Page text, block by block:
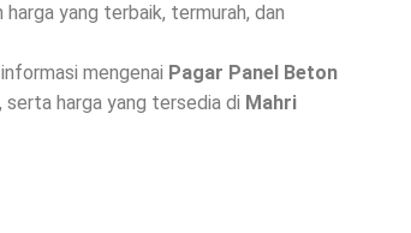
yang terbaik, termurah, dan
mengenai Pagar Panel Beton
serta harga yang tersedia di Mahri